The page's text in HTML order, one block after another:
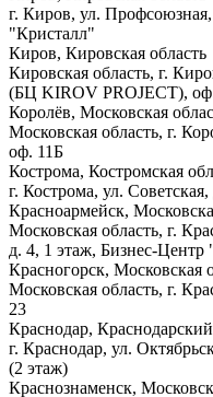
г. Киров, ул.
"Кристалл"
Киров, Кировская область
Кировская область, г.
(БЦ KIROV PROJECT),
Королёв, Московская
Московская область, г.
оф. 11Б
Кострома, Костромская
г. Кострома, ул.
Красноармейск,
Московская область, г.
д. 4, 1 этаж, Бизнес-Центр
Красногорск, Московская
Московская область, г.
23
Краснодар,
г. Краснодар, ул.
(2 этаж)
Краснознаменск,